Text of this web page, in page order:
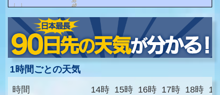
1時間ごとの天気
時間
14時 15時 16時 17時 18時